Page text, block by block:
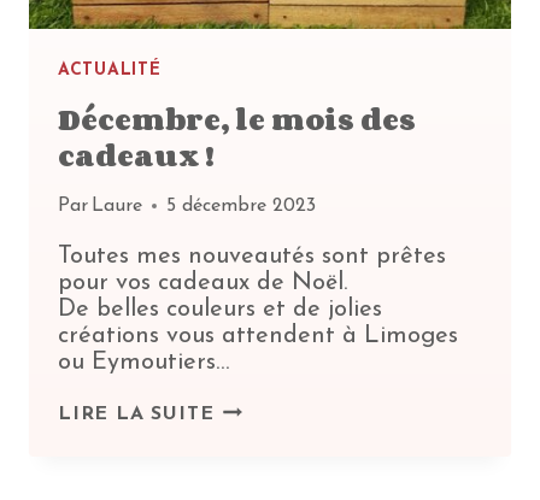
ACTUALITÉ
Décembre, le mois des
cadeaux !
Par Laure 5 décembre 2023
Toutes mes nouveautés sont prêtes
pour vos cadeaux de Noël.
De belles couleurs et de jolies
créations vous attendent à Limoges
ou Eymoutiers…
LIRE LA SUITE DÉCEMBRE,